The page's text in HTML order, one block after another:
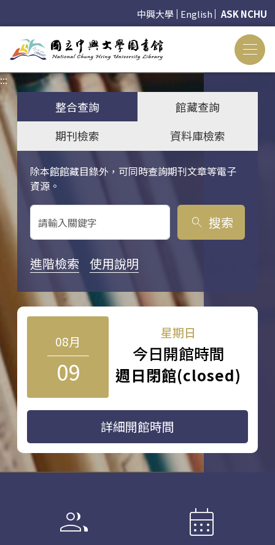
中興大學 English ASK NCHU
:::
整合查詢
館藏查詢
期刊檢索
資料庫檢索
除本館館藏目錄外，可同時查詢期刊文章等電子
資源。
關鍵字搜尋
search 搜索
進階檢索 使用說明
08月
09
星期日
今日開館時間
週日閉館(closed)
詳細開館時間
group calendar_month